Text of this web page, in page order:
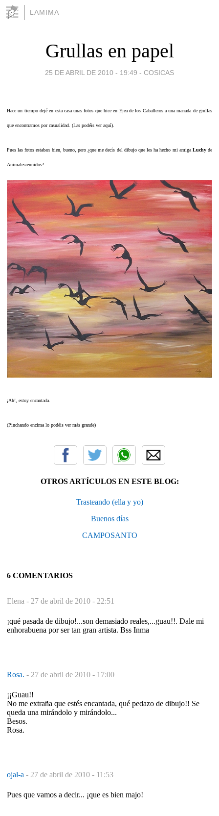
LAMIMA
Grullas en papel
25 DE ABRIL DE 2010 - 19:49 - COSICAS
Hace un tiempo dejé en esta casa unas fotos que hice en Ejea de los Caballeros a una manada de grullas
que encontramos por casualidad. (Las podéis veraquí).
Pues las fotos estaban bien, bueno, pero ¿que me decís del dibujo que les ha hecho mi amiga Luchyde
Animalesreunidos?...
¡Ah!, estoy encantada.
(Pinchando encima lo podéis ver más grande)
OTROS ARTÍCULOS EN ESTE BLOG:
Trasteando (ella y yo)
Buenos días
CAMPOSANTO
6 COMENTARIOS
Elena - 27 de abril de 2010 - 22:51
¡qué pasada de dibujo!...son demasiado reales,...guau!!. Dale mi
enhorabuena por ser tan gran artista. Bss Inma
Rosa. - 27 de abril de 2010 - 17:00
¡¡Guau!!
No me extraña que estés encantada, qué pedazo de dibujo!! Se
queda una mirándolo y mirándolo...
Besos.
Rosa.
ojal-a - 27 de abril de 2010 - 11:53
Pues que vamos a decir... ¡que es bien majo!